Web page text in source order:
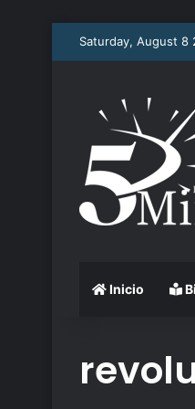
Saturday, August 8
Inicio